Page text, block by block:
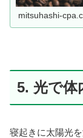
mitsuhashi-
5. 光で体
寝起きに太陽光